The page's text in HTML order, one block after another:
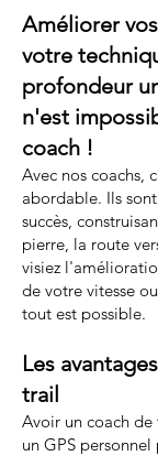
Améliorer
votre
profondeur
n'est
coach !
Avec nos coachs,
abordable. Ils
succès,
pierre, la route
visiez
de votre vitesse
tout est possible.
Les
trail
Avoir un coach
un GPS